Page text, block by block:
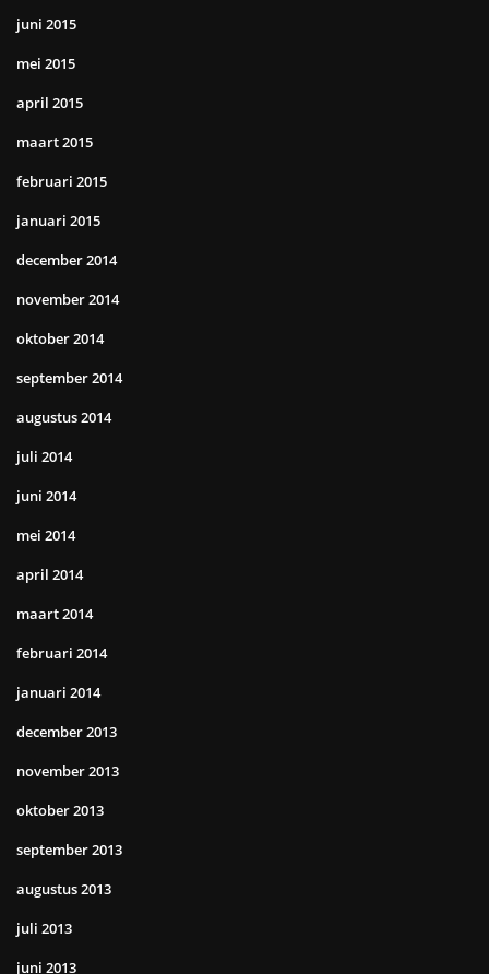
juni 2015
mei 2015
april 2015
maart 2015
februari 2015
januari 2015
december 2014
november 2014
oktober 2014
september 2014
augustus 2014
juli 2014
juni 2014
mei 2014
april 2014
maart 2014
februari 2014
januari 2014
december 2013
november 2013
oktober 2013
september 2013
augustus 2013
juli 2013
juni 2013